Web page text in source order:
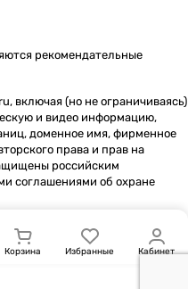
рекомендательные
включая (но не ограничиваясь)
и видео информацию,
доменное имя, фирменное
права и прав на
российским
соглашениями об охране
Корзина Избранные Кабинет